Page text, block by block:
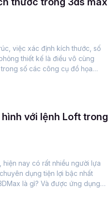
việc xác định kích thước, số
thiết kế là điều vô cùng
trong số các công cụ đồ họa
với lệnh Loft trong
nay có rất nhiều người lựa
dụng tiện lợi bậc nhất
là gì? Và được ứng dụng